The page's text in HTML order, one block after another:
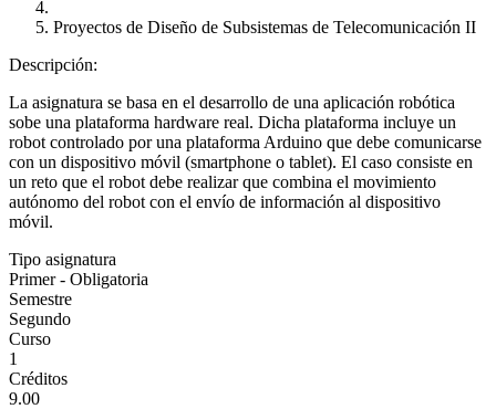
Proyectos de Diseño de Subsistemas de Telecomunicación II
Descripción:
La asignatura se basa en el desarrollo de una aplicación robótica
sobe una plataforma hardware real. Dicha plataforma incluye un
robot controlado por una plataforma Arduino que debe comunicarse
con un dispositivo móvil (smartphone o tablet). El caso consiste en
un reto que el robot debe realizar que combina el movimiento
autónomo del robot con el envío de información al dispositivo
móvil.
Tipo asignatura
Primer - Obligatoria
Semestre
Segundo
Curso
1
Créditos
9.00